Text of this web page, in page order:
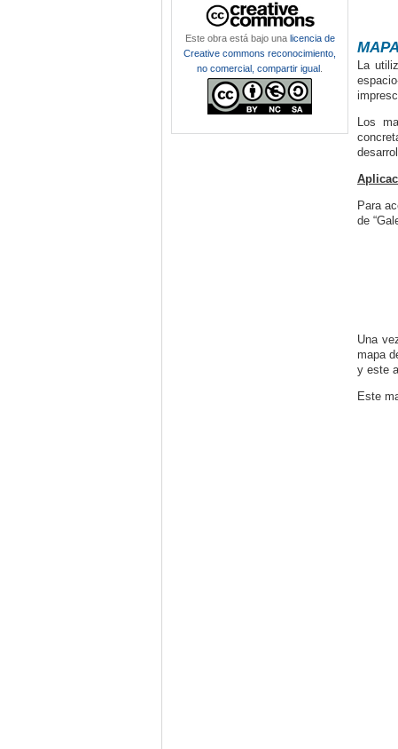
La
Los
Para
de
Una
mapa
y este
Este
Este obra está bajo una licencia de
Creative commons reconocimiento,
no comercial, compartir igual